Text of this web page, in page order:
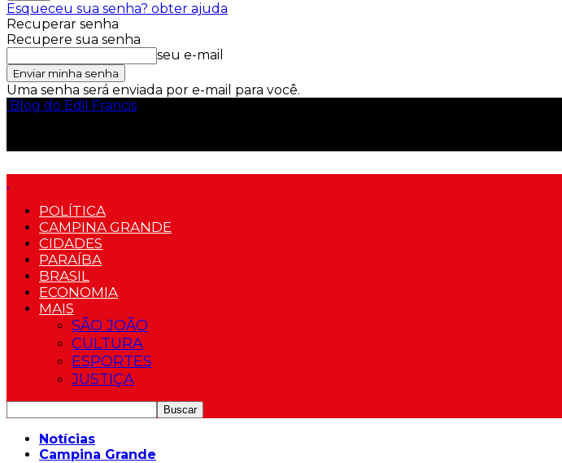
Esqueceu sua senha? obter ajuda
Recuperar senha
Recupere sua senha
seu e-mail
Uma senha será enviada por e-mail para você.
Blog do Edil Francis
POLÍTICA
CAMPINA GRANDE
CIDADES
PARAÍBA
BRASIL
ECONOMIA
MAIS
SÃO JOÃO
CULTURA
ESPORTES
JUSTIÇA
Notícias
Campina Grande